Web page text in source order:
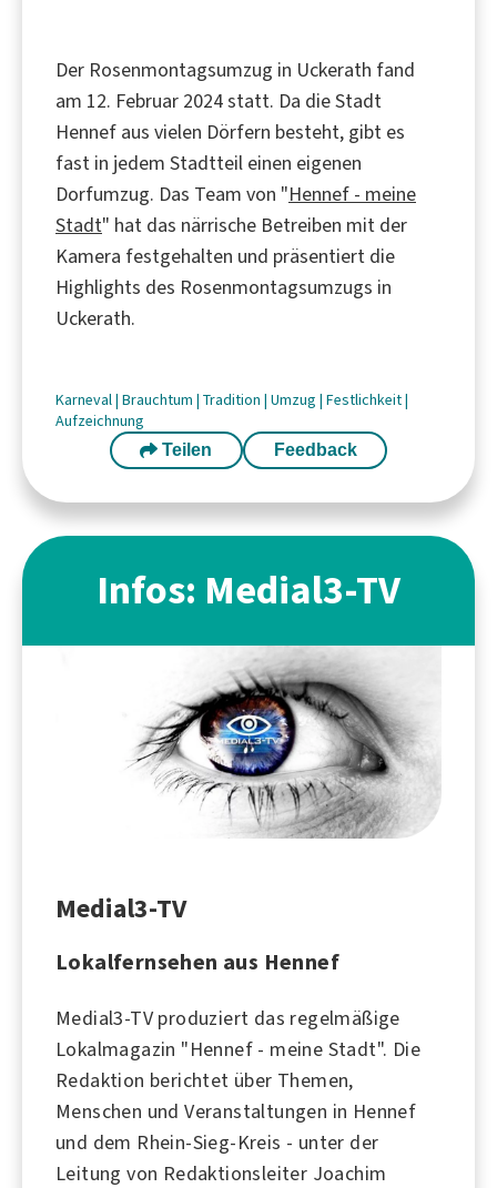
Der Rosenmontagsumzug in Uckerath fand
am 12. Februar 2024 statt. Da die Stadt
Hennef aus vielen Dörfern besteht, gibt es
fast in jedem Stadtteil einen eigenen
Dorfumzug. Das Team von "Hennef - meine
Stadt" hat das närrische Betreiben mit der
Kamera festgehalten und präsentiert die
Highlights des Rosenmontagsumzugs in
Uckerath.
Karneval| Brauchtum | Tradition | Umzug | Festlichkeit|
Aufzeichnung
Teilen Feedback
Infos: Medial3-TV
Medial3-TV
Lokalfernsehen aus Hennef
Medial3-TV produziert das regelmäßige
Lokalmagazin "Hennef - meine Stadt". Die
Redaktion berichtet über Themen,
Menschen und Veranstaltungen in Hennef
und dem Rhein-Sieg-Kreis - unter der
Leitung von Redaktionsleiter Joachim